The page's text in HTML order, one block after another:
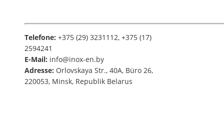
Telefone: +375 (29) 3231112, +375 (17)
2594241
E-Mail: info@inox-en.by
Adresse: Orlovskaya Str., 40A, Büro 26,
220053, Minsk, Republik Belarus